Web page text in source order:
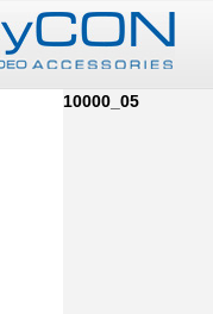
10000_05